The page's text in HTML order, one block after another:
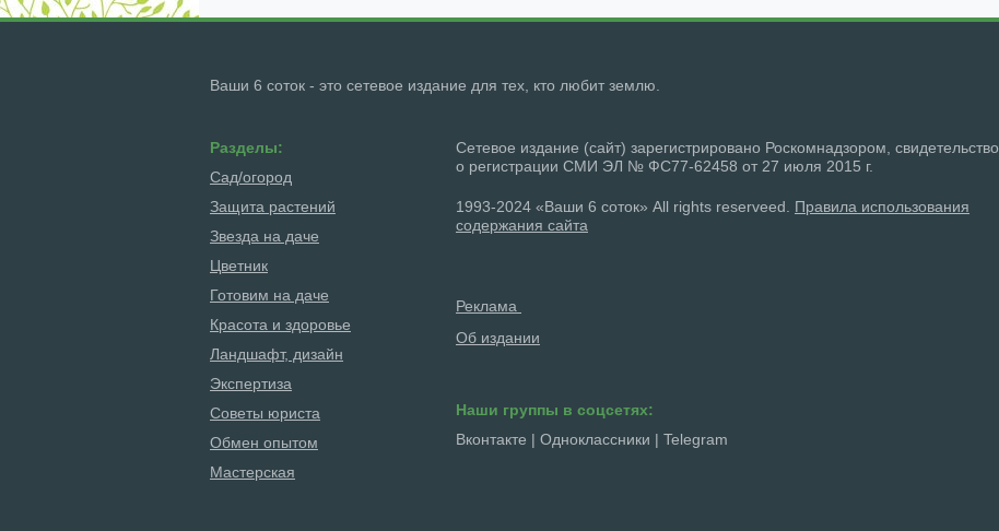
Ваши 6 соток - это сетевое издание для тех, кто любит землю.
Разделы:
Сад/огород
Защита растений
Звезда на даче
Цветник
Готовим на даче
Красота и здоровье
Ландшафт, дизайн
Экспертиза
Советы юриста
Обмен опытом
Мастерская
Сетевое издание (сайт) зарегистрировано Роскомнадзором, свидетельство
о регистрации СМИ ЭЛ № ФС77-62458 от 27 июля 2015 г.
1993-2024 «Ваши 6 соток» All rights reserveed. Правила использования
содержания сайта
Реклама
Об издании
Наши группы в соцсетях:
Вконтакте | Одноклассники | Telegram